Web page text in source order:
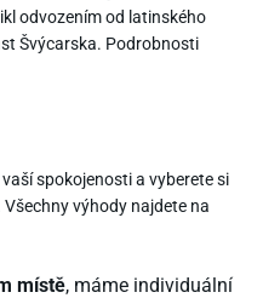
odvozením od latinského
Švýcarska. Podrobnosti
spokojenosti a vyberete si
výhody najdete na
místě, máme individuální